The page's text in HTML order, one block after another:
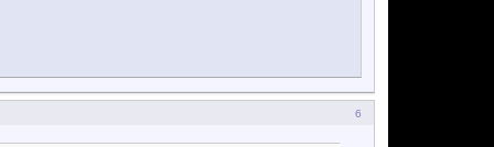
6